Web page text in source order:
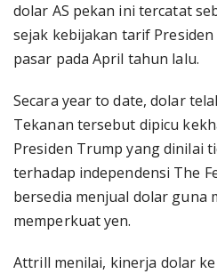
dolar AS pekan ini tercatat
sejak kebijakan tarif
pasar pada April tahun lalu.
Secara year to date, dolar
Tekanan tersebut dipicu
Presiden Trump yang dinilai
terhadap independensi The
bersedia menjual dolar guna
memperkuat yen.
Attrill menilai, kinerja dolar